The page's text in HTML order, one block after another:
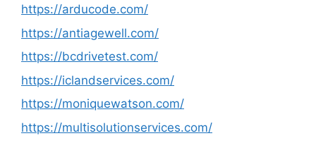
https://arducode.com/
https://antiagewell.com/
https://bcdrivetest.com/
https://iclandservices.com/
https://moniquewatson.com/
https://multisolutionservices.com/